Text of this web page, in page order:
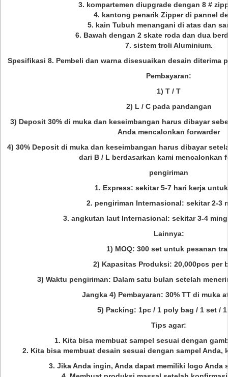
3. kompartemen diupgrade dengan 8 #
4. kantong penarik Zipper di pannel
5. kain Tubuh menangani di atas dan
6. Bawah dengan 2 skate roda dan dua
7. sistem troli Aluminium.
Spesifikasi 8. Pembeli dan warna disesuaikan desain diterima
Pembayaran:
1) T / T
2) L / C pada pandangan
3) Deposit 30% di muka dan keseimbangan harus dibayar
Anda mencalonkan forwarder
4) 30% Deposit di muka dan keseimbangan harus dibayar
dari B / L berdasarkan kami mencalonkan
pengiriman
1. Express: sekitar 5-7 hari kerja
2. pengiriman Internasional: sekitar 2-3
3. angkutan laut Internasional: sekitar 3-4
Lainnya:
1) MOQ: 300 set untuk pesanan
2) Kapasitas Produksi: 20,000pcs per
3) Waktu pengiriman: Dalam satu bulan setelah
Jangka 4) Pembayaran: 30% TT di muka
5) Packing: 1pc / 1 poly bag / 1 set /
Tips agar:
1. Kita bisa membuat sampel sesuai dengan
2. Kita bisa membuat desain sesuai dengan sampel Anda,
3. Jika Anda ingin, Anda dapat memiliki logo Anda